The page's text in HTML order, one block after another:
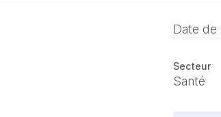
Date de
Secteur
Santé